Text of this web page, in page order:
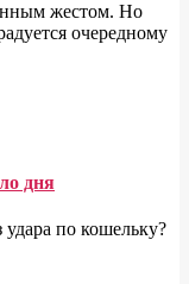
жестом. Но
очередному
дня
по кошельку?